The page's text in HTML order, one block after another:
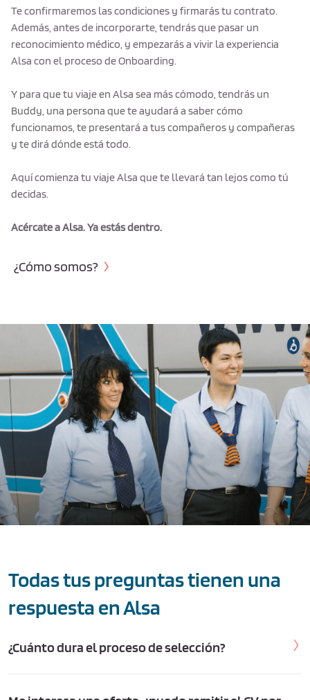
Te confirmaremos las condiciones y firmarás tu contrato.
Además, antes de incorporarte, tendrás que pasar un
reconocimiento médico, y empezarás a vivir la experiencia
Alsa con el proceso de Onboarding.
Y para que tu viaje en Alsa sea más cómodo, tendrás un
Buddy, una persona que te ayudará a saber cómo
funcionamos, te presentará a tus compañeros y compañeras
y te dirá dónde está todo.
Aquí comienza tu viaje Alsa que te llevará tan lejos como tú
decidas.
Acércate a Alsa. Ya estás dentro.
¿Cómo somos?
Todas tus preguntas tienen una
respuesta en Alsa
¿Cuánto dura el proceso de selección?